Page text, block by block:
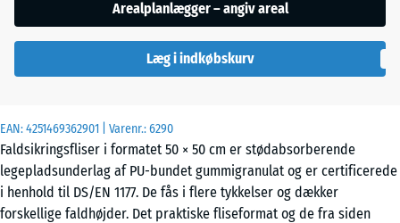
EAN:4251469362901 | Varenr.:6290
Faldsikringsfliser i formatet 50 × 50 cm er stødabsorberende
legepladsunderlag af PU-bundet gummigranulat og er certificerede
i henhold til DS/EN 1177. De fås i flere tykkelser og dækker
forskellige faldhøjder. Det praktiske fliseformat og de fra siden
produktdataene).
x
x 3
cm
50
Arealplanlægger – angiv areal
Læg i indkøbskurv